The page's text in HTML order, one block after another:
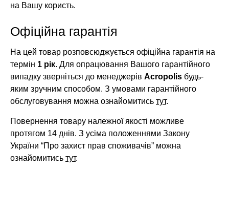
на Вашу користь.
Офіційна гарантія
На цей товар розповсюджується офіційна гарантія на
термін 1 рік. Для опрацювання Вашого гарантійного
випадку зверніться до менеджерів Acropolis будь-
яким зручним способом. З умовами гарантійного
обслуговування можна ознайомитись тут.
Повернення товару належної якості можливе
протягом 14 днів. З усіма положеннями Закону
України “Про захист прав споживачів” можна
ознайомитись тут.